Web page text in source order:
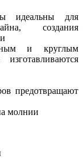
идеальны для
создания
и круглым
предотвращают
молнии